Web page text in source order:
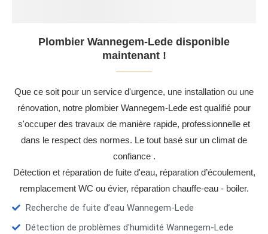
Plombier Wannegem-Lede disponible
maintenant !
Que ce soit pour un service d'urgence, une installation ou une
rénovation, notre plombier Wannegem-Lede est qualifié pour
s'occuper des travaux de manière rapide, professionnelle et
dans le respect des normes. Le tout basé sur un climat de
confiance .
Détection et réparation de fuite d'eau, réparation d’écoulement,
remplacement WC ou évier, réparation chauffe-eau - boiler.
Recherche de fuite d’eau Wannegem-Lede
Détection de problèmes d'humidité Wannegem-Lede